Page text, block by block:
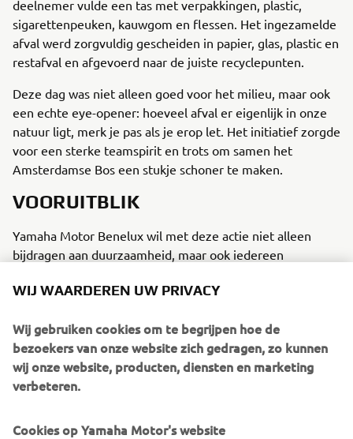
deelnemer vulde een tas met verpakkingen, plastic,
sigarettenpeuken, kauwgom en flessen. Het ingezamelde
afval werd zorgvuldig gescheiden in papier, glas, plastic en
restafval en afgevoerd naar de juiste recyclepunten.
Deze dag was niet alleen goed voor het milieu, maar ook
een echte eye-opener: hoeveel afval er eigenlijk in onze
natuur ligt, merk je pas als je erop let. Het initiatief zorgde
voor een sterke teamspirit en trots om samen het
Amsterdamse Bos een stukje schoner te maken.
VOORUITBLIK
Yamaha Motor Benelux wil met deze actie niet alleen
bijdragen aan duurzaamheid, maar ook iedereen
dit is nog maar het begin: er zijn al plannen voor nieuwe
BEKIJK HIER DE VIDEO VAN DEZE
BIJZONDERE DAG:
WIJ WAARDEREN UW PRIVACY
Wij gebruiken cookies om te begrijpen hoe de
bezoekers van onze website zich gedragen, zo kunnen
wij onze website, producten, diensten en marketing
verbeteren.
Cookies op Yamaha Motor's website